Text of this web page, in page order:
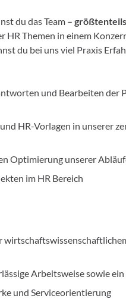
du das Team –
HR Themen in einem
du bei uns viel Praxis
und Bearbeiten
HR-Vorlagen in
Optimierung unserer
im HR Bereich
Arbeitsweise sowie
und Serviceorientierung